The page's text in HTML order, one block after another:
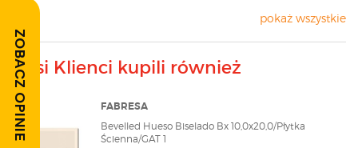
pokaż wszystkie
Nasi Klienci kupili również
FABRESA
Bevelled Hueso Biselado Bx 10,0x20,0/Płytka
Ścienna/GAT 1
ZOBACZ OPINIE